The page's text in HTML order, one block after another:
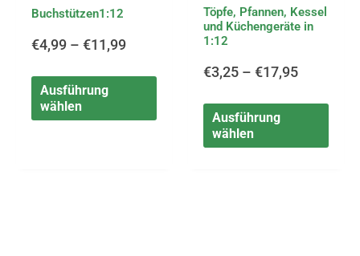
Buchstützen1:12
€4,99 – €11,99
Ausführung
wählen
Produktseite
Töpfe, Pfannen, Kessel
und Küchengeräte in
1:12
€3,25 – €17,95
Ausführung
wählen